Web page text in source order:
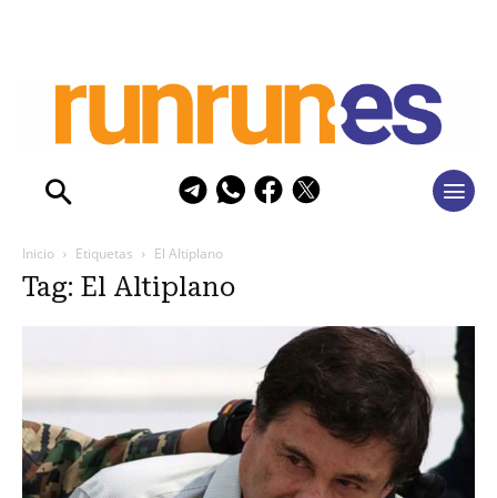
Inicio Etiquetas El Altiplano
Tag: El Altiplano